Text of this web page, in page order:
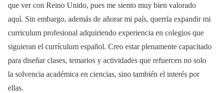
que ver con Reino Unido, pues me siento muy bien valorado
aquí. Sin embargo, además de añorar mi país, querría expandir mi
curriculum profesional adquiriendo experiencia en colegios que
siguieran el currículum español. Creo estar plenamente capacitado
para diseñar clases, temarios y actividades que refuercen no solo
la solvencia académica en ciencias, sino también el interés por
ellas.